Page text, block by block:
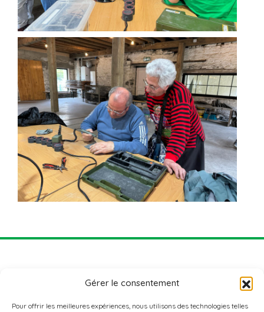
Gérer le consentement
Pour offrir les meilleures expériences, nous utilisons des technologies telles